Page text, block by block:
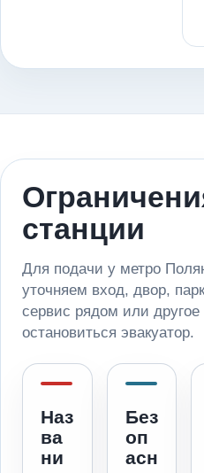
станции
Для подачи у метро
уточняем вход, двор,
сервис рядом или
остановиться эвакуатор.
Наз
ва
ни
Без
оп
асн